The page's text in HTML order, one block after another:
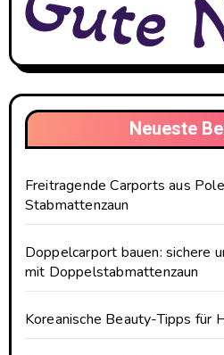
Neueste
Freitragende Carports aus
Stabmattenzaun
Doppelcarport bauen: sichere
mit Doppelstabmattenzaun
Koreanische Beauty-Tipps für